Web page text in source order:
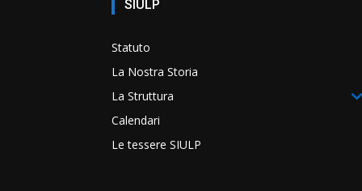
SIULP
Statuto
La Nostra Storia
La Struttura
Calendari
Le tessere SIULP